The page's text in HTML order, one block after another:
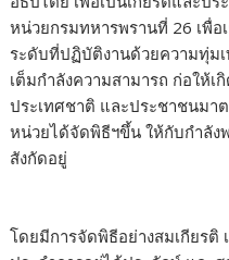
หน่วยกรมทหารพรานที่ 26 เพื่อ
ระดับที่ปฏิบัติงานด้วยความทุ่ม
เต็มกำลังความสามารถ ก่อให้
ประเทศชาติ และประชาชนมา
หน่วยได้จัดพิธีฯขึ้น ให้กับกำลัง
สังกัดอยู่
โดยมีการจัดพิธีอย่างสมเกียรติ